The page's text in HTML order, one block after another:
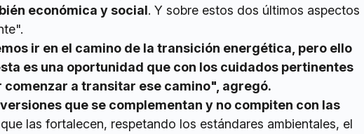
económica y social. Y sobre estos dos últimos aspectos
ir en el camino de la transición energética, pero ello
es una oportunidad que con los cuidados pertinentes
a transitar ese camino", agregó.
que se complementan y no compiten con las
las fortalecen, respetando los estándares ambientales, el